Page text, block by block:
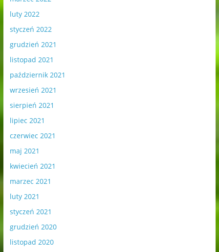
luty 2022
styczeń 2022
grudzień 2021
listopad 2021
październik 2021
wrzesień 2021
sierpień 2021
lipiec 2021
czerwiec 2021
maj 2021
kwiecień 2021
marzec 2021
luty 2021
styczeń 2021
grudzień 2020
listopad 2020